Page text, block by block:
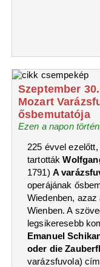
Szeptember
Mozart
ősbemutatója
Ezen a napon
225 évvel ezelőtt,
tartották
1791) A
operájának
Wiedenben,
Wienben. A
legsikeresebb
Emanuel
oder die
varázsfuvola)